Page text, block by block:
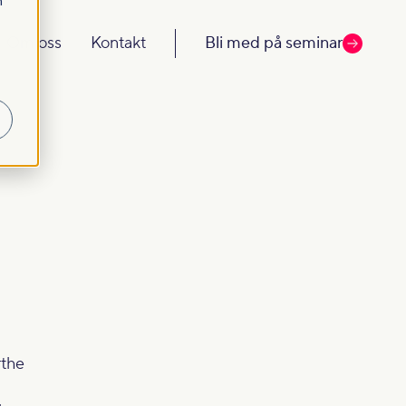
Om oss Kontakt Bli med på seminar